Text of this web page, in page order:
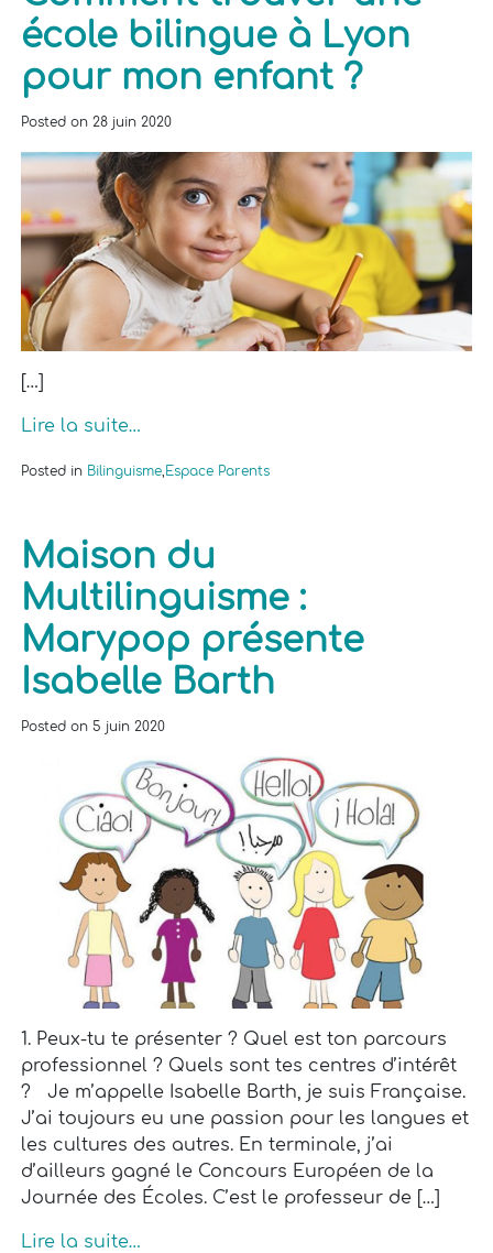
école bilingue à Lyon
pour mon enfant ?
Posted on28 juin 2020
[…]
Lire la suite…
Posted in Bilinguisme, Espace Parents
Maison du
Multilinguisme :
Marypop présente
Isabelle Barth
Posted on5 juin 2020
1. Peux-tu te présenter ? Quel est ton parcours
professionnel ? Quels sont tes centres d’intérêt
? Je m’appelle Isabelle Barth, je suis Française.
J’ai toujours eu une passion pour les langues et
les cultures des autres. En terminale, j’ai
d’ailleurs gagné le Concours Européen de la
Journée des Écoles. C’est le professeur de […]
Lire la suite…